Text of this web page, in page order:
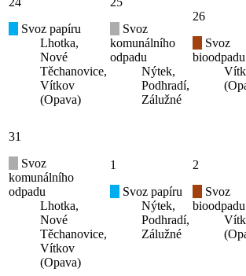
Svoz papíru
Lhotka,
Nové
Těchanovice,
Vítkov
(Opava)
Svoz
komunálního
odpadu
Nýtek,
Podhradí,
Zálužné
26
Svoz
bioodpadu
31
Svoz
komunálního
odpadu
Lhotka,
Nové
Těchanovice,
Vítkov
(Opava)
1
Svoz papíru
Nýtek,
Podhradí,
Zálužné
2
Svoz
bioodpadu